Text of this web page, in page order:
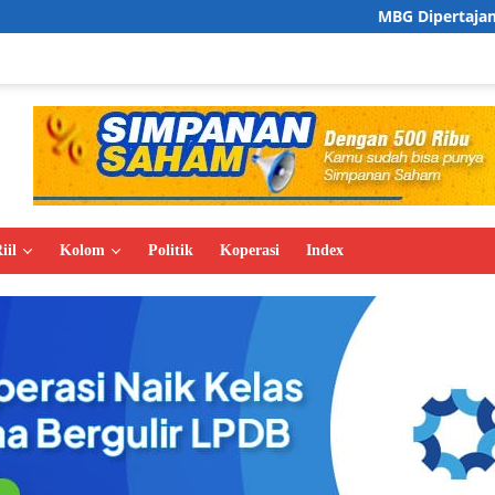
MBG Dipertajam, Zulhas
Kolom Politik Koperasi Index